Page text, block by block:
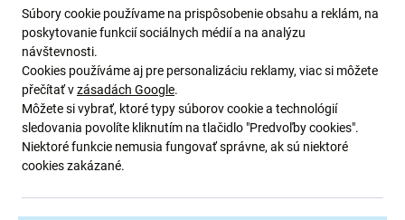
Prihláste sa na odber newslettera ohľadom zliav a noviniek z našej
ponuky.
Odoslaním tohto formulára potvrdzujem, že mám viac ako 16
rokov.
Odoberať
Súbory cookie používame na prispôsobenie obsahu a reklám, na
poskytovanie funkcií sociálnych médií a na analýzu
návštevnosti.
Cookies používáme aj pre personalizáciu reklamy, viac si môžete
přečítať vzásadách Google.
Môžete si vybrať, ktoré typy súborov cookie a technológií
sledovania povolíte kliknutím na tlačidlo "Predvoľby cookies".
Niektoré funkcie nemusia fungovať správne, ak sú niektoré
cookies zakázané.